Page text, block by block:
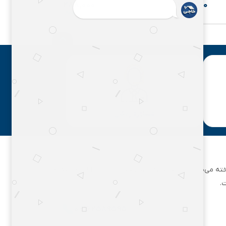
۷۲۰,۰۰۰
شناخته می‌شود. این مجموعه بزرگ، فعالیت خود را از یک مغازه